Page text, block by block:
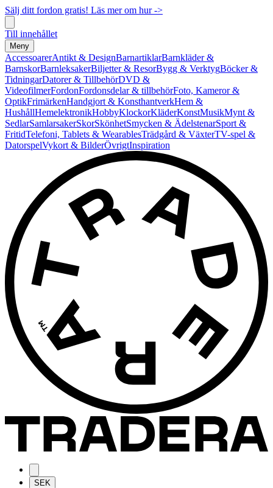
Sälj ditt fordon gratis! Läs mer om hur ->
Till innehållet
Meny
AccessoarerAntikt & DesignBarnartiklarBarnkläder &
BarnskorBarnleksakerBiljetter & ResorBygg & VerktygBöcker &
TidningarDatorer & TillbehörDVD &
VideofilmerFordonFordonsdelar & tillbehörFoto, Kameror &
OptikFrimärkenHandgjort & KonsthantverkHem &
HushållHemelektronikHobbyKlockorKläderKonstMusikMynt &
SedlarSamlarsakerSkorSkönhetSmycken & ÄdelstenarSport &
FritidTelefoni, Tablets & WearablesTrädgård & VäxterTV-spel &
DatorspelVykort & BilderÖvrigtInspiration
SEK